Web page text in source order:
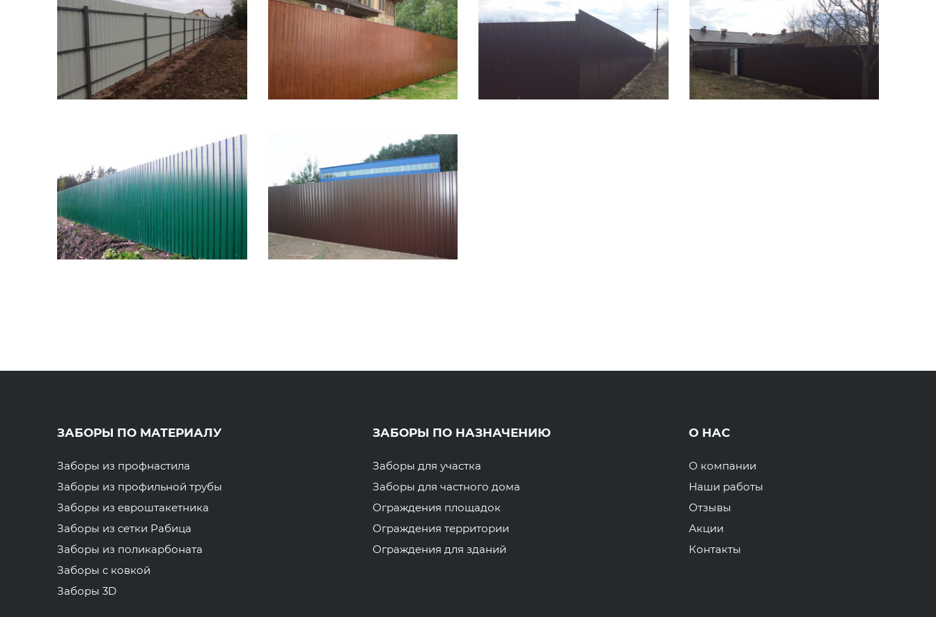
ЗАБОРЫ ПО МАТЕРИАЛУ
Заборы из профнастила
Заборы из профильной трубы
Заборы из евроштакетника
Заборы из сетки Рабица
Заборы из поликарбоната
Заборы с ковкой
Заборы 3D
ЗАБОРЫ ПО НАЗНАЧЕНИЮ
Заборы для участка
Заборы для частного дома
Ограждения площадок
Ограждения территории
Ограждения для зданий
О НАС
О компании
Наши работы
Отзывы
Акции
Контакты